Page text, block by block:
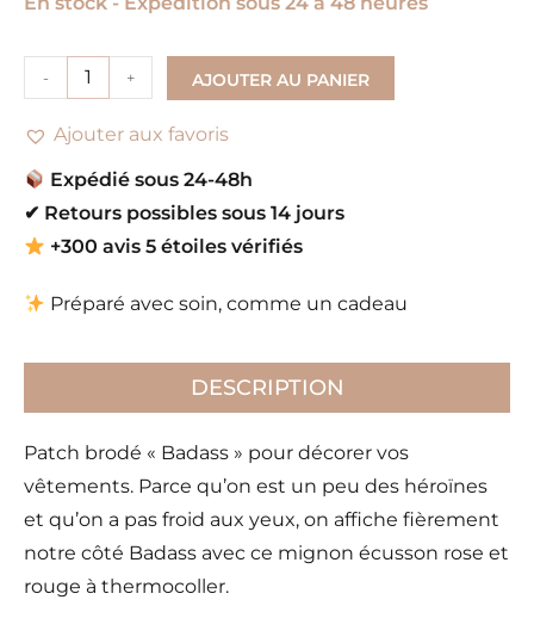
- + AJOUTER AU PANIER
Ajouter aux favoris
Expédié sous 24-48h
✔ Retours possibles sous 14 jours
+300 avis 5 étoiles vérifiés
Préparé avec soin, comme un cadeau
DESCRIPTION
Patch brodé « Badass » pour décorer vos
vêtements. Parce qu’on est un peu des héroïnes
et qu’on a pas froid aux yeux, on affiche fièrement
notre côté Badass avec ce mignon écusson rose et
rouge à thermocoller.